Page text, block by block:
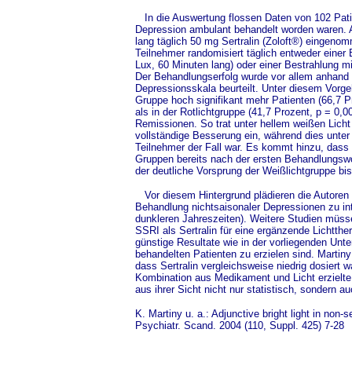
In die Auswertung flossen Daten von 102
Depression ambulant behandelt worden
lang täglich 50 mg Sertralin (Zoloft®)
Teilnehmer randomisiert täglich entweder
Lux, 60 Minuten lang) oder einer Bestrahlung
Der Behandlungserfolg wurde vor allem
Depressionsskala beurteilt. Unter diesem
Gruppe hoch signifikant mehr Patienten (66,7
als in der Rotlichtgruppe (41,7 Prozent, p =
Remissionen. So trat unter hellem weißen
vollständige Besserung ein, während dies
Teilnehmer der Fall war. Es kommt hinzu,
Gruppen bereits nach der ersten
der deutliche Vorsprung der Weißlichtgruppe
Vor diesem Hintergrund plädieren die
Behandlung nichtsaisonaler Depressionen zu
dunkleren Jahreszeiten). Weitere Studien
SSRI als Sertralin für eine ergänzende
günstige Resultate wie in der vorliegenden
behandelten Patienten zu erzielen sind.
dass Sertralin vergleichsweise niedrig dosiert
Kombination aus Medikament und Licht
aus ihrer Sicht nicht nur statistisch, sondern
K. Martiny u. a.: Adjunctive bright light in non-
Psychiatr. Scand. 2004 (110, Suppl. 425) 7-28